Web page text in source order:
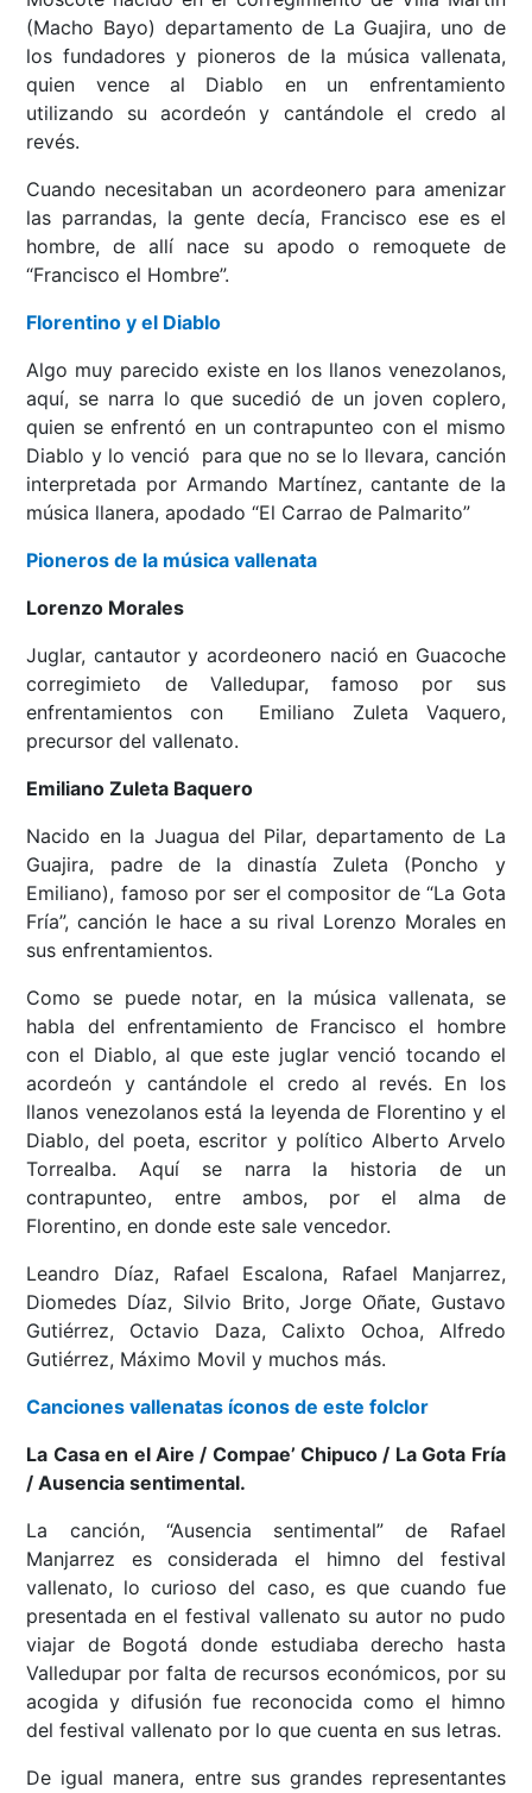
(Macho Bayo) departamento de La Guajira, uno de
los fundadores y pioneros de la música vallenata,
quien vence al Diablo en un enfrentamiento
utilizando su acordeón y cantándole el credo al
revés.
Cuando necesitaban un acordeonero para amenizar
las parrandas, la gente decía, Francisco ese es el
hombre, de allí nace su apodo o remoquete de
“Francisco el Hombre”.
Florentino y el Diablo
Algo muy parecido existe en los llanos venezolanos,
aquí, se narra lo que sucedió de un joven coplero,
quien se enfrentó en un contrapunteo con el mismo
Diablo y lo venció para que no se lo llevara, canción
interpretada por Armando Martínez, cantante de la
música llanera, apodado “El Carrao de Palmarito”
Pioneros de la música vallenata
Lorenzo Morales
Juglar, cantautor y acordeonero nació en Guacoche
corregimieto de Valledupar, famoso por sus
enfrentamientos con Emiliano Zuleta Vaquero,
precursor del vallenato.
Emiliano Zuleta Baquero
Nacido en la Juagua del Pilar, departamento de La
Guajira, padre de la dinastía Zuleta (Poncho y
Emiliano), famoso por ser el compositor de “La Gota
Fría”, canción le hace a su rival Lorenzo Morales en
sus enfrentamientos.
Como se puede notar, en la música vallenata, se
habla del enfrentamiento de Francisco el hombre
con el Diablo, al que este juglar venció tocando el
acordeón y cantándole el credo al revés. En los
llanos venezolanos está la leyenda de Florentino y el
Diablo, del poeta, escritor y político Alberto Arvelo
Torrealba. Aquí se narra la historia de un
contrapunteo, entre ambos, por el alma de
Florentino, en donde este sale vencedor.
Leandro Díaz, Rafael Escalona, Rafael Manjarrez,
Diomedes Díaz, Silvio Brito, Jorge Oñate, Gustavo
Gutiérrez, Octavio Daza, Calixto Ochoa, Alfredo
Gutiérrez, Máximo Movil y muchos más.
Canciones vallenatas íconos de este folclor
La Casa en el Aire / Compae’ Chipuco / La Gota Fría
/ Ausencia sentimental.
La canción, “Ausencia sentimental” de Rafael
Manjarrez es considerada el himno del festival
vallenato, lo curioso del caso, es que cuando fue
presentada en el festival vallenato su autor no pudo
viajar de Bogotá donde estudiaba derecho hasta
Valledupar por falta de recursos económicos, por su
acogida y difusión fue reconocida como el himno
del festival vallenato por lo que cuenta en sus letras.
De igual manera, entre sus grandes representantes